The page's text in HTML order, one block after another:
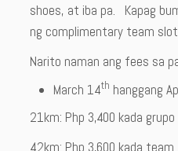
shoes, at iba pa. Kapag
ng complimentary team
Narito naman ang fees sa
March 14th hanggang
21km: Php 3,400 kada grupo
42km: Php 3,600 kada team